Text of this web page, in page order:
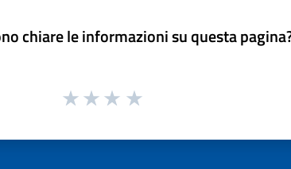
chiare le informazioni su questa